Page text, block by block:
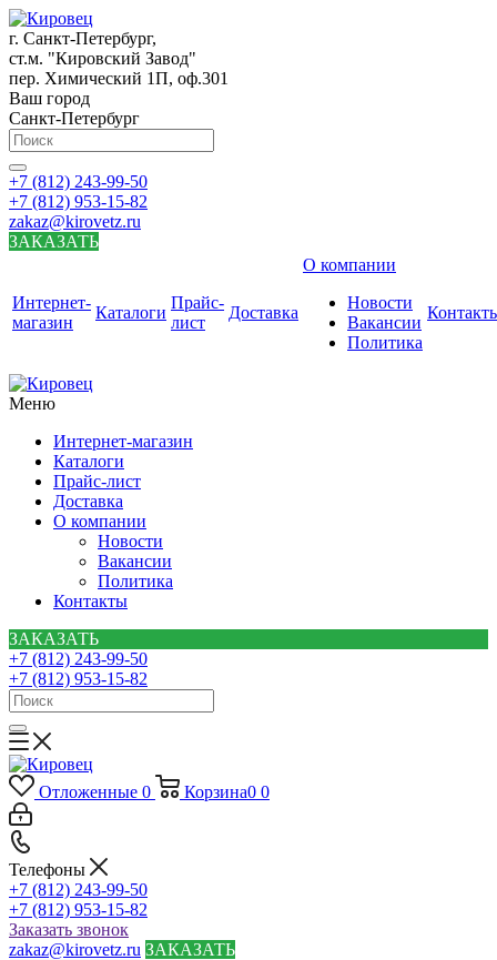
г. Санкт-Петербург,
ст.м. "Кировский Завод"
пер. Химический 1П, оф.301
Ваш город
Санкт-Петербург
+7 (812) 243-99-50
+7 (812) 953-15-82
zakaz@kirovetz.ru
ЗАКАЗАТЬ
Интернет-
магазин
Каталоги
Прайс-
лист
Доставка
О компании
Новости
Вакансии
Политика
Меню
Интернет-магазин
Каталоги
Прайс-лист
Доставка
О компании
Новости
Вакансии
Политика
Контакты
ЗАКАЗАТЬ
+7 (812) 243-99-50
+7 (812) 953-15-82
Отложенные 0 Корзина0 0
Телефоны
+7 (812) 243-99-50
+7 (812) 953-15-82
Заказать звонок
zakaz@kirovetz.ru ЗАКАЗАТЬ